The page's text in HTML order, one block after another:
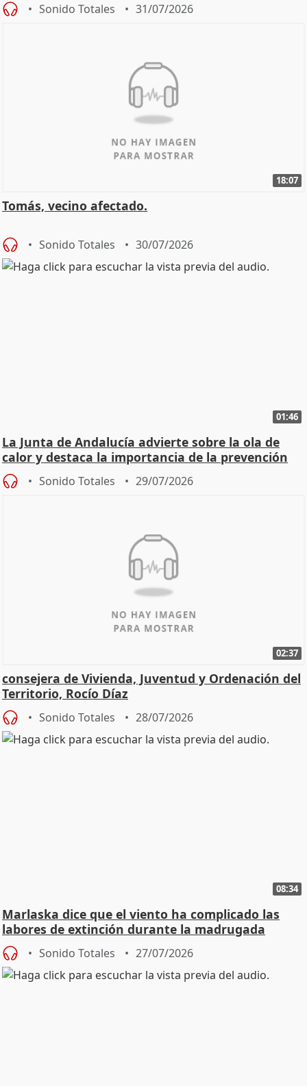
Sonido Totales 31/07/2026
18:07
Tomás, vecino afectado.
Sonido Totales 30/07/2026
01:46
La Junta de Andalucía advierte sobre la ola de
calor y destaca la importancia de la prevención
Sonido Totales 29/07/2026
02:37
consejera de Vivienda, Juventud y Ordenación del
Territorio, Rocío Díaz
Sonido Totales 28/07/2026
08:34
Marlaska dice que el viento ha complicado las
labores de extinción durante la madrugada
Sonido Totales 27/07/2026